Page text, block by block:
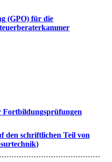
(GPO) für die
Fortbildungsprüfungen
den schriftlichen Teil von